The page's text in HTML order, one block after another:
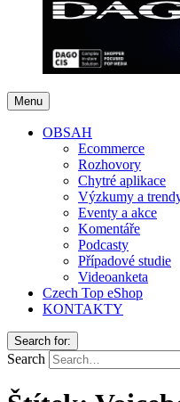
Menu
OBSAH
Ecommerce
Rozhovory
Chytré aplikace
Výzkumy a
Eventy a akce
Komentáře
Podcasty
Případové studie
Videoanketa
Czech Top eShop
KONTAKTY
Search for:
Search